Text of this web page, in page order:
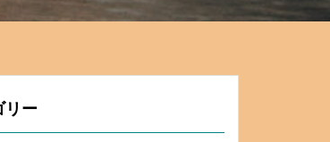
リー